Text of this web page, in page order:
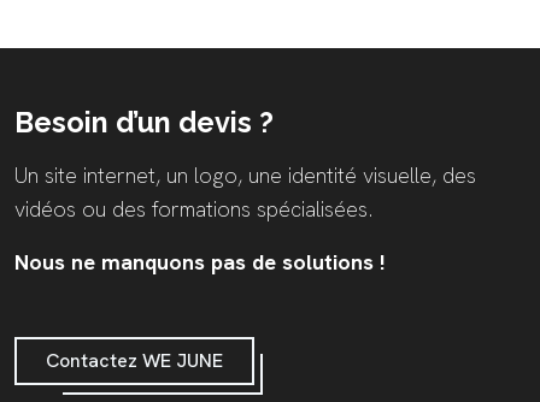
Besoin d’un devis ?
Un site internet, un logo, une identité visuelle, des
vidéos ou des formations spécialisées.
Nous ne manquons pas de solutions !
Contactez WE JUNE